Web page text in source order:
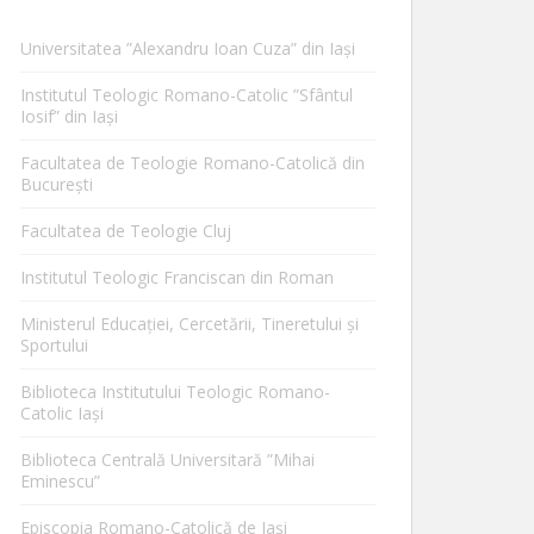
Universitatea ”Alexandru Ioan Cuza” din Iaşi
Institutul Teologic Romano-Catolic ”Sfântul
Iosif” din Iaşi
Facultatea de Teologie Romano-Catolică din
Bucureşti
Facultatea de Teologie Cluj
Institutul Teologic Franciscan din Roman
Ministerul Educaţiei, Cercetării, Tineretului şi
Sportului
Biblioteca Institutului Teologic Romano-
Catolic Iaşi
Biblioteca Centrală Universitară ”Mihai
Eminescu”
Episcopia Romano-Catolică de Iaşi